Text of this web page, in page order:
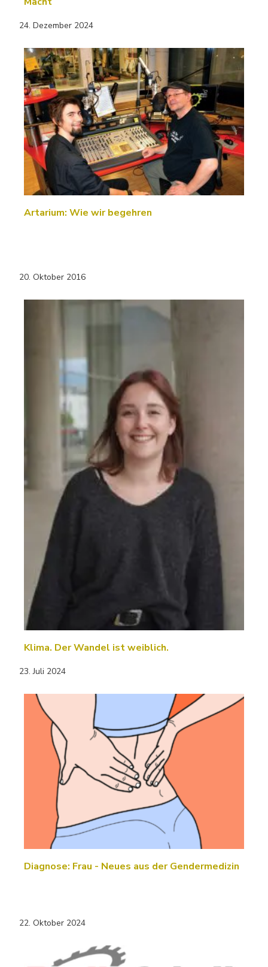
24. Dezember 2024
Artarium: Wie wir begehren
20. Oktober 2016
Klima. Der Wandel ist weiblich.
23. Juli 2024
Diagnose: Frau - Neues aus der Gendermedizin
22. Oktober 2024